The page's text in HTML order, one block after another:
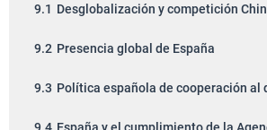
9.1 Desglobalización y competición
9.2 Presencia global de España
9.3 Política española de cooperación al